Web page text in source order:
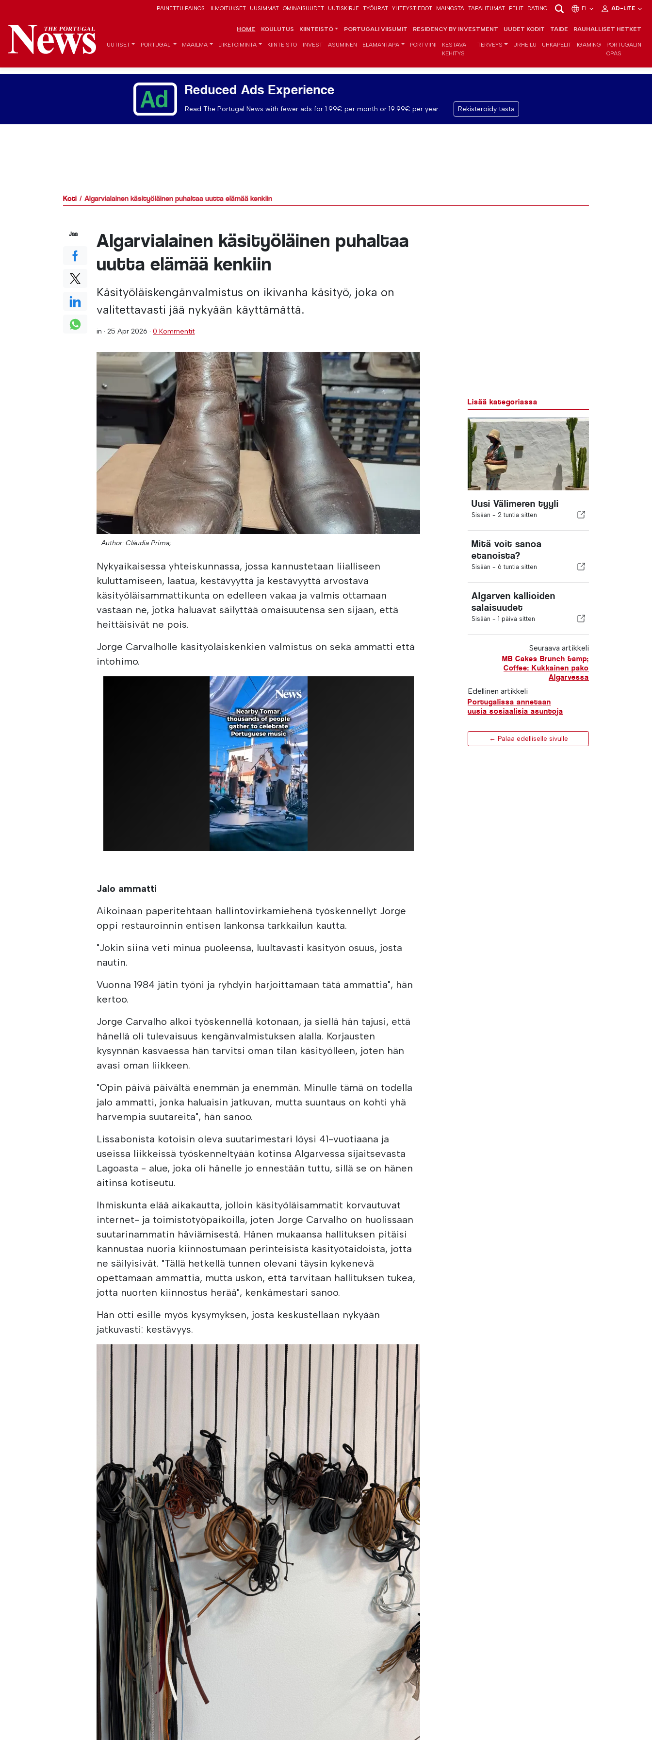
PAINETTU PAINOS ILMOITUKSET UUSIMMAT OMINAISUUDET UUTISKIRJE TYÖURAT YHTEYSTIEDOT MAINOSTA TAPAHTUMAT PELIT DATING FI AD-LITE
HOME KOULUTUS KIINTEISTÖ PORTUGALI VIISUMIT RESIDENCY BY INVESTMENT UUDET KODIT TAIDE RAUHALLISET HETKET
UUTISET PORTUGALI MAAILMA LIIKETOIMINTA KIINTEISTÖ INVEST ASUMINEN ELÄMÄNTAPA PORTVIINI
KESTÄVÄ
KEHITYS
TERVEYS URHEILU UHKAPELIT IGAMING
PORTUGALIN
OPAS
Reduced Ads Experience
Read The Portugal News with fewer ads for 1.99€ per month or 19.99€ per year. Rekisteröidy tästä
Koti Algarvialainen käsityöläinen puhaltaa uutta elämää kenkiin
Algarvialainen käsityöläinen puhaltaa
uutta elämää kenkiin
Käsityöläiskengänvalmistus on ikivanha käsityö, joka on
valitettavasti jää nykyään käyttämättä.
in ·25 Apr 2026 ·0 Kommentit
Author: Cláudia Prima;
Nykyaikaisessa yhteiskunnassa, jossa kannustetaan liialliseen
kuluttamiseen, laatua, kestävyyttä ja kestävyyttä arvostava
käsityöläisammattikunta on edelleen vakaa ja valmis ottamaan
vastaan ne, jotka haluavat säilyttää omaisuutensa sen sijaan, että
heittäisivät ne pois.
Jorge Carvalholle käsityöläiskenkien valmistus on sekä ammatti että
intohimo.
Jalo ammatti
Aikoinaan paperitehtaan hallintovirkamiehenä työskennellyt Jorge
oppi restauroinnin entisen lankonsa tarkkailun kautta.
"Jokin siinä veti minua puoleensa, luultavasti käsityön osuus, josta
nautin.
Vuonna 1984 jätin työni ja ryhdyin harjoittamaan tätä ammattia", hän
kertoo.
Jorge Carvalho alkoi työskennellä kotonaan, ja siellä hän tajusi, että
hänellä oli tulevaisuus kengänvalmistuksen alalla. Korjausten
kysynnän kasvaessa hän tarvitsi oman tilan käsityölleen, joten hän
avasi oman liikkeen.
"Opin päivä päivältä enemmän ja enemmän. Minulle tämä on todella
jalo ammatti, jonka haluaisin jatkuvan, mutta suuntaus on kohti yhä
harvempia suutareita", hän sanoo.
Lissabonista kotoisin oleva suutarimestari löysi 41-vuotiaana ja
useissa liikkeissä työskenneltyään kotinsa Algarvessa sijaitsevasta
Lagoasta - alue, joka oli hänelle jo ennestään tuttu, sillä se on hänen
äitinsä kotiseutu.
Ihmiskunta elää aikakautta, jolloin käsityöläisammatit korvautuvat
internet- ja toimistotyöpaikoilla, joten Jorge Carvalho on huolissaan
suutarinammatin häviämisestä. Hänen mukaansa hallituksen pitäisi
kannustaa nuoria kiinnostumaan perinteisistä käsityötaidoista, jotta
ne säilyisivät. "Tällä hetkellä tunnen olevani täysin kykenevä
opettamaan ammattia, mutta uskon, että tarvitaan hallituksen tukea,
jotta nuorten kiinnostus herää", kenkämestari sanoo.
Hän otti esille myös kysymyksen, josta keskustellaan nykyään
jatkuvasti: kestävyys.
Jaa
Lisää kategoriassa
Uusi Välimeren tyyli
Sisään - 2 tuntia sitten
Mitä voit sanoa
etanoista?
Sisään - 6 tuntia sitten
Algarven kallioiden
salaisuudet
Sisään - 1 päivä sitten
Seuraava artikkeli
MB Cakes Brunch &amp;
Coffee: Kukkainen pako
Algarvessa
Edellinen artikkeli
Portugalissa annetaan
uusia sosiaalisia asuntoja
← Palaa edelliselle sivulle